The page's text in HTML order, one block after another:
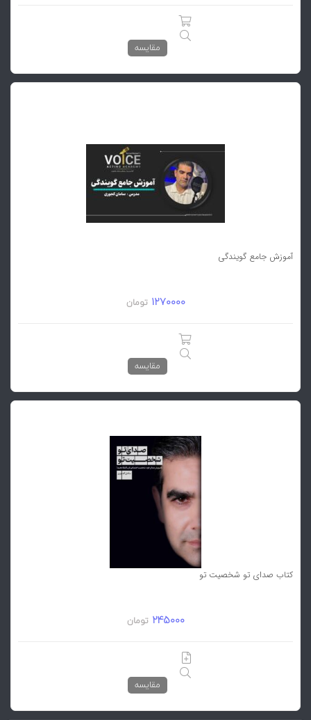
مقایسه
آموزش جامع گویندگی
تومان
مقایسه
کتاب صدای تو شخصیت تو
تومان
مقایسه